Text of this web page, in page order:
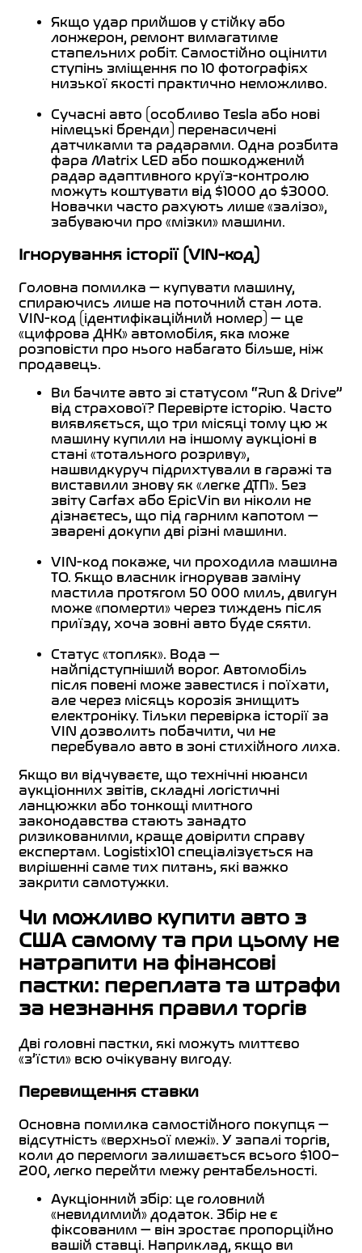
Якщо удар прийшов у стійку або
лонжерон, ремонт вимагатиме
стапельних робіт. Самостійно оцінити
ступінь зміщення по 10 фотографіях
низької якості практично неможливо.
Сучасні авто (особливо Tesla або нові
німецькі бренди) перенасичені
датчиками та радарами. Одна розбита
фара Matrix LED або пошкоджений
радар адаптивного круїз-контролю
можуть коштувати від $1000 до $3000.
Новачки часто рахують лише «залізо»,
забуваючи про «мізки» машини.
Ігнорування історії (VIN-код)
Головна помилка — купувати машину,
спираючись лише на поточний стан лота.
VIN-код (ідентифікаційний номер) — це
«цифрова ДНК» автомобіля, яка може
розповісти про нього набагато більше, ніж
продавець.
Ви бачите авто зі статусом “Run & Drive”
від страхової? Перевірте історію. Часто
виявляється, що три місяці тому цю ж
машину купили на іншому аукціоні в
стані «тотального розриву»,
нашвидкуруч підрихтували в гаражі та
виставили знову як «легке ДТП». Без
звіту Carfax або EpicVin ви ніколи не
дізнаєтесь, що під гарним капотом —
зварені докупи дві різні машини.
VIN-код покаже, чи проходила машина
ТО. Якщо власник ігнорував заміну
мастила протягом 50 000 миль, двигун
може «померти» через тиждень після
приїзду, хоча зовні авто буде сяяти.
Статус «топляк». Вода —
найпідступніший ворог. Автомобіль
після повені може завестися і поїхати,
але через місяць корозія знищить
електроніку. Тільки перевірка історії за
VIN дозволить побачити, чи не
перебувало авто в зоні стихійного лиха.
Якщо ви відчуваєте, що технічні нюанси
аукціонних звітів, складні логістичні
ланцюжки або тонкощі митного
законодавства стають занадто
ризикованими, краще довірити справу
експертам. Logistix101 спеціалізується на
вирішенні саме тих питань, які важко
закрити самотужки.
Чи можливо купити авто з
США самому та при цьому не
натрапити на фінансові
пастки: переплата та штрафи
за незнання правил торгів
Дві головні пастки, які можуть миттєво
«з’їсти» всю очікувану вигоду.
Перевищення ставки
Основна помилка самостійного покупця —
відсутність «верхньої межі». У запалі торгів,
коли до перемоги залишається всього $100–
200, легко перейти межу рентабельності.
Аукціонний збір: це головний
«невидимий» додаток. Збір не є
фіксованим — він зростає пропорційно
вашій ставці. Наприклад, якщо ви